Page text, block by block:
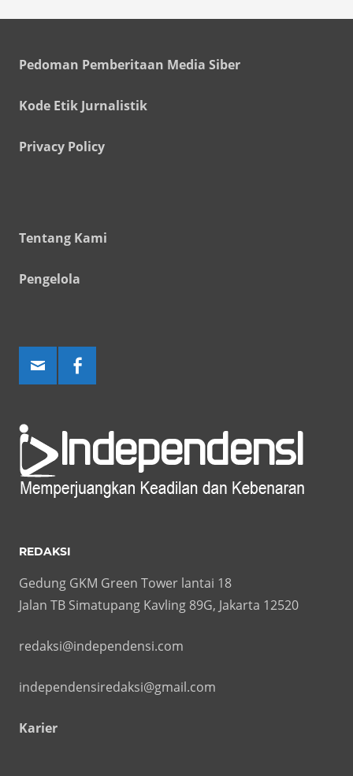
Pedoman Pemberitaan Media Siber
Kode Etik Jurnalistik
Privacy Policy
Tentang Kami
Pengelola
REDAKSI
Gedung GKM Green Tower lantai 18
Jalan TB Simatupang Kavling 89G, Jakarta 12520
redaksi@independensi.com
independensiredaksi@gmail.com
Karier